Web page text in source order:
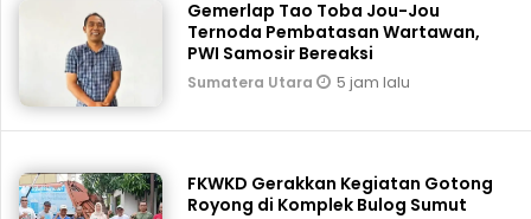
Gemerlap Tao Toba Jou-Jou
Ternoda Pembatasan Wartawan,
PWI Samosir Bereaksi
Sumatera Utara 5 jam lalu
FKWKD Gerakkan Kegiatan Gotong
Royong di Komplek Bulog Sumut